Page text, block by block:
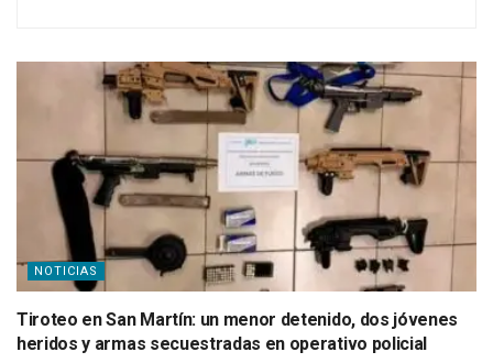
NOTICIAS
Tiroteo en San Martín: un menor detenido, dos jóvenes
heridos y armas secuestradas en operativo policial